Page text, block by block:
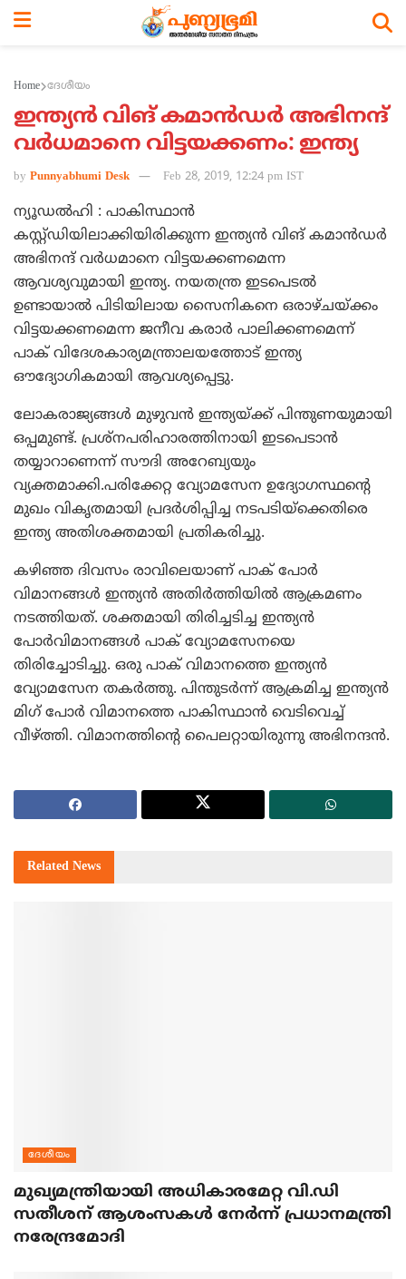
Home ദേശീയം
ഇന്ത്യന്‍ വിങ് കമാന്‍ഡര്‍ അഭിനന്ദ്
വര്‍ധമാനെ വിട്ടയക്കണം: ഇന്ത്യ
by Punnyabhumi Desk Feb 28, 2019, 12:24 pm IST
ന്യൂഡല്‍ഹി : പാകിസ്ഥാന്‍
കസ്റ്റ്ഡിയിലാക്കിയിരിക്കുന്ന ഇന്ത്യന്‍ വിങ് കമാന്‍ഡര്‍
അഭിനന്ദ് വര്‍ധമാനെ വിട്ടയക്കണമെന്ന
ആവശ്യവുമായി ഇന്ത്യ. നയതന്ത്ര ഇടപെടല്‍
ഉണ്ടായാല്‍ പിടിയിലായ സൈനികനെ ഒരാഴ്ചയ്ക്കം
വിട്ടയക്കണമെന്ന ജനീവ കരാര്‍ പാലിക്കണമെന്ന്
പാക് വിദേശകാര്യമന്ത്രാലയത്തോട് ഇന്ത്യ
ഔദ്യോഗികമായി ആവശ്യപ്പെട്ടു.
ലോകരാജ്യങ്ങള്‍ മുഴുവന്‍ ഇന്ത്യയ്ക്ക് പിന്തുണയുമായി
ഒപ്പമുണ്ട്. പ്രശ്‌നപരിഹാരത്തിനായി ഇടപെടാന്‍
തയ്യാറാണെന്ന് സൗദി അറേബ്യയും
വ്യക്തമാക്കി.പരിക്കേറ്റ വ്യോമസേന ഉദ്യോഗസ്ഥന്റെ
മുഖം വികൃതമായി പ്രദര്‍ശിപ്പിച്ച നടപടിയ്‌ക്കെതിരെ
ഇന്ത്യ അതിശക്തമായി പ്രതികരിച്ചു.
കഴിഞ്ഞ ദിവസം രാവിലെയാണ് പാക് പോര്‍
വിമാനങ്ങള്‍ ഇന്ത്യന്‍ അതിര്‍ത്തിയില്‍ ആക്രമണം
നടത്തിയത്. ശക്തമായി തിരിച്ചടിച്ച ഇന്ത്യന്‍
പോര്‍വിമാനങ്ങള്‍ പാക് വ്യോമസേനയെ
തിരിച്ചോടിച്ചു. ഒരു പാക് വിമാനത്തെ ഇന്ത്യന്‍
വ്യോമസേന തകര്‍ത്തു. പിന്തുടര്‍ന്ന് ആക്രമിച്ച ഇന്ത്യന്‍
മിഗ് പോര്‍ വിമാനത്തെ പാകിസ്ഥാന്‍ വെടിവെച്ച്
വീഴ്ത്തി. വിമാനത്തിന്റെ പൈലറ്റായിരുന്നു അഭിനന്ദന്‍.
Related News
ദേശീയം
മുഖ്യമന്ത്രിയായി അധികാരമേറ്റ വി.ഡി
സതീശന് ആശംസകള്‍ നേര്‍ന്ന് പ്രധാനമന്ത്രി
നരേന്ദ്രമോദി